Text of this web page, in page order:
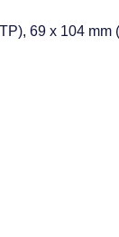
69 x 104 mm